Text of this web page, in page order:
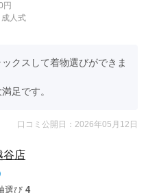
円
成人式
クスして着物選びができま
足です。
口コミ公開日：2026年05月12日
谷店
選び 4